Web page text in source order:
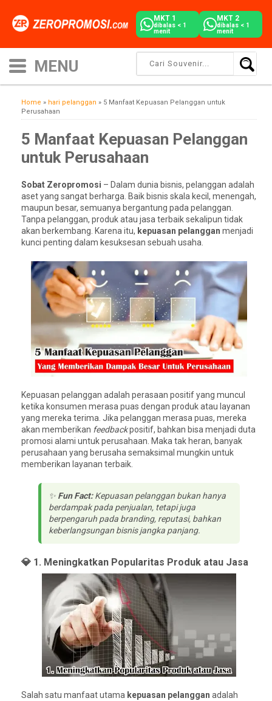
MKT 1
dibalas < 1
menit
MKT 2
dibalas < 1
menit
Home » hari pelanggan » 5 Manfaat Kepuasan Pelanggan untuk
Perusahaan
5 Manfaat Kepuasan Pelanggan
untuk Perusahaan
Sobat Zeropromosi – Dalam dunia bisnis, pelanggan adalah
aset yang sangat berharga. Baik bisnis skala kecil, menengah,
maupun besar, semuanya bergantung pada pelanggan.
Tanpa pelanggan, produk atau jasa terbaik sekalipun tidak
akan berkembang. Karena itu, kepuasan pelanggan menjadi
kunci penting dalam kesuksesan sebuah usaha.
Kepuasan pelanggan adalah perasaan positif yang muncul
ketika konsumen merasa puas dengan produk atau layanan
yang mereka terima. Jika pelanggan merasa puas, mereka
akan memberikan feedbackpositif, bahkan bisa menjadi duta
promosi alami untuk perusahaan. Maka tak heran, banyak
perusahaan yang berusaha semaksimal mungkin untuk
memberikan layanan terbaik.
✨ Fun Fact:Kepuasan pelanggan bukan hanya
berdampak pada penjualan, tetapi juga
berpengaruh pada branding, reputasi, bahkan
keberlangsungan bisnis jangka panjang.
💎 1. Meningkatkan Popularitas Produk atau Jasa
Salah satu manfaat utama kepuasan pelanggan adalah